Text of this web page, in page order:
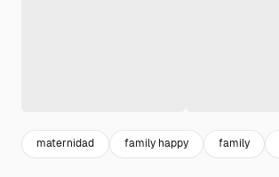
maternidad family happy family